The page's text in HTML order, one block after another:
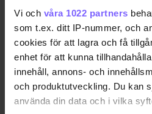
Vi och våra 1022 partners
som t.ex. ditt IP-nummer, och
cookies för att lagra och få
enhet för att kunna
innehåll, annons- och
och produktutveckling. Du kan
använda din data och i vilka
VIMMEL